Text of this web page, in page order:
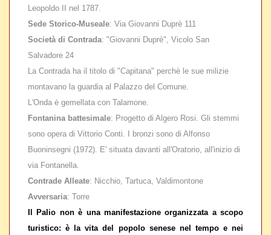
Leopoldo II nel 1787.
Sede Storico-Museale: Via Giovanni Duprè 111
Società di Contrada: "Giovanni Duprè", Vicolo San
Salvadore 24
La Contrada ha il titolo di "Capitana" perchè le sue milizie
montavano la guardia al Palazzo del Comune.
L'Onda è gemellata con Talamone.
Fontanina battesimale: Progetto di Algero Rosi. Gli stemmi
sono opera di Vittorio Conti. I bronzi sono di Alfonso
Buoninsegni (1972). E' situata davanti all'Oratorio, all'inizio di
via Fontanella.
Contrade Alleate: Nicchio, Tartuca, Valdimontone
Avversaria: Torre
Il Palio non è una manifestazione organizzata a scopo
turistico: è la vita del popolo senese nel tempo e nei